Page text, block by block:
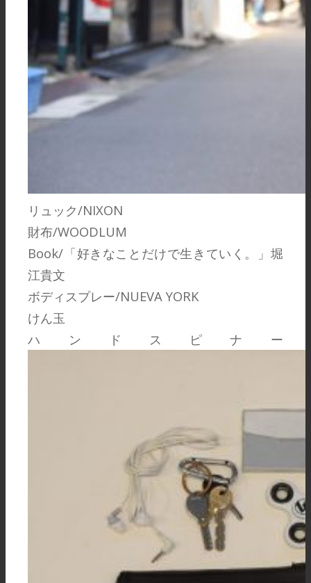
リュック/NIXON
財布/WOODLUM
Book/「好きなことだけで生きていく。」堀
江貴文
ボディスプレー/NUEVA YORK
けん玉
ハンドスピナー